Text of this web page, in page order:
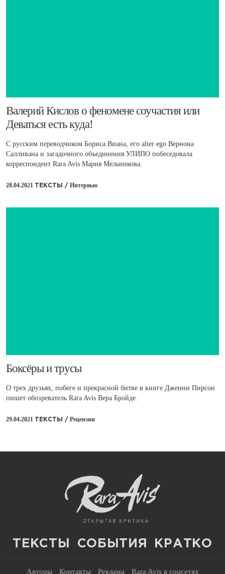
Валерий Кислов о феномене соучастия или
Деваться есть куда!
С русским переводчиком Бориса Виана, его alter ego Вернона
Салливана и загадочного объединения УЛИПО побеседовала
корреспондент Rara Avis Мария Мельникова.
28.04.2021 ТЕКСТЫ / Интервью
​Боксёры и трусы
О трех друзьях, побеге и прекрасной битве в книге Дженни Пирсон
пишет обозреватель Rara Avis Вера Бройде.
29.04.2021 ТЕКСТЫ / Рецензии
ТЕКСТЫ СОБЫТИЯ КРАТКО
Авторы Контакты Реклама Rara Avis в соцсетях